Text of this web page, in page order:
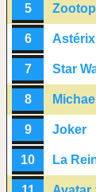
5
6
7 Star
8
9 Joker
10 La